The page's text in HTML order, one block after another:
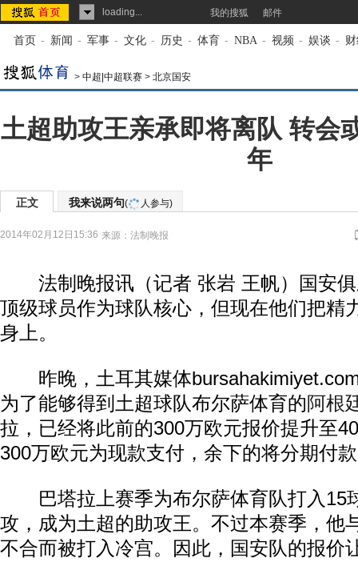
loading... 我的搜狐 邮件
首页 - 新闻 - 军事 - 文化 - 历史 - 体育 - NBA - 视频 - 娱谈 -
> 中超|中超联赛 > 北京国安
土超助攻王亲承即将离队 转会
年
正文 我来说两句( 人参与)
2014年02月12日15:36 来源： 法制晚报
法制晚报讯（记者 张岩 王帆）国安俱
顶级球员作为球队核心，但现在他们把精
身上。
昨晚，土耳其媒体
为了能够得到土超球队布尔萨体育的阿根
拉，已经将此前的300万欧元报价提升至
300万欧元为现款支付，余下的将分期付
巴塔拉上赛季为布尔萨体育队打入15
攻，成为土超的助攻王。不过本赛季，他
不合而被打入冷宫。因此，国安队的报价